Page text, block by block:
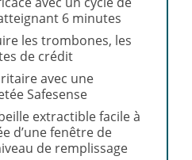
6 minutes
les trombones, les
de crédit
avec une
Safesense
extractible facile à
d’une fenêtre de
de remplissage